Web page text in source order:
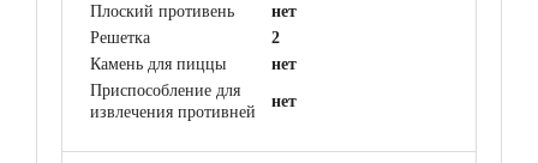
Плоский противень
нет
Решетка
2
Камень для пиццы
нет
Приспособление для
извлечения противней
нет